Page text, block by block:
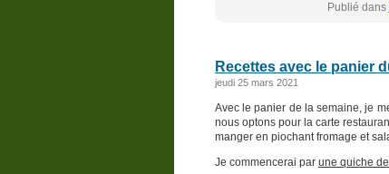
Publié dans
Recettes avec le panier
jeudi 25 mars 2021
Avec le panier de la semaine, je
nous optons pour la carte
manger en piochant fromage et
Je commencerai par une quiche